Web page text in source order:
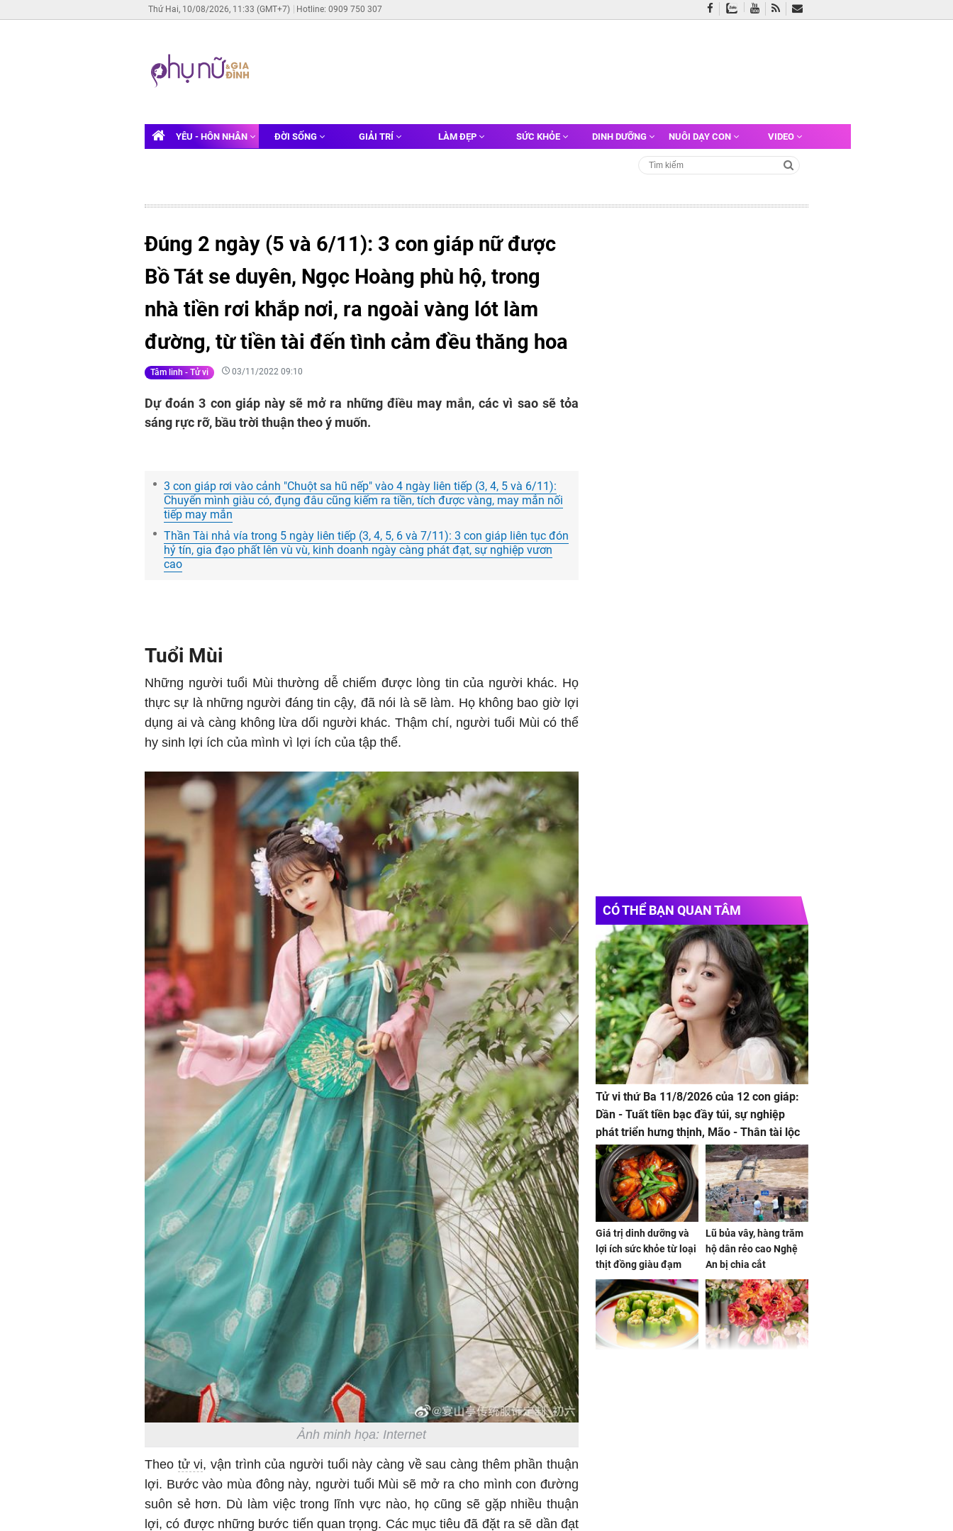
Thứ Hai, 10/08/2026, 11:33 (GMT+7) Hotline: 0909 750 307
YÊU - HÔN NHÂN ĐỜI SỐNG GIẢI TRÍ LÀM ĐẸP SỨC KHỎE DINH DƯỠNG NUÔI DẠY CON VIDEO
Đúng 2 ngày (5 và 6/11): 3 con giáp nữ được
Bồ Tát se duyên, Ngọc Hoàng phù hộ, trong
nhà tiền rơi khắp nơi, ra ngoài vàng lót làm
đường, từ tiền tài đến tình cảm đều thăng hoa
Tâm linh - Tử vi 03/11/2022 09:10
Dự đoán 3 con giáp này sẽ mở ra những điều may mắn, các vì sao sẽ tỏa
sáng rực rỡ, bầu trời thuận theo ý muốn.
3 con giáp rơi vào cảnh "Chuột sa hũ nếp" vào 4 ngày liên tiếp (3, 4, 5 và 6/11):
Chuyển mình giàu có, đụng đâu cũng kiếm ra tiền, tích được vàng, may mắn nối
tiếp may mắn
Thần Tài nhả vía trong 5 ngày liên tiếp (3, 4, 5, 6 và 7/11): 3 con giáp liên tục đón
hỷ tín, gia đạo phất lên vù vù, kinh doanh ngày càng phát đạt, sự nghiệp vươn
cao
Tuổi Mùi
Những người tuổi Mùi thường dễ chiếm được lòng tin của người khác. Họ
thực sự là những người đáng tin cậy, đã nói là sẽ làm. Họ không bao giờ lợi
dụng ai và càng không lừa dối người khác. Thậm chí, người tuổi Mùi có thể
hy sinh lợi ích của mình vì lợi ích của tập thể.
Ảnh minh họa: Internet
Theo tử vi, vận trình của người tuổi này càng về sau càng thêm phần thuận
lợi. Bước vào mùa đông này, người tuổi Mùi sẽ mở ra cho mình con đường
suôn sẻ hơn. Dù làm việc trong lĩnh vực nào, họ cũng sẽ gặp nhiều thuận
lợi, có được những bước tiến quan trọng. Các mục tiêu đã đặt ra sẽ dần đạt
CÓ THỂ BẠN QUAN TÂM
Tử vi thứ Ba 11/8/2026 của 12 con giáp:
Dần - Tuất tiền bạc đầy túi, sự nghiệp
phát triển hưng thịnh, Mão - Thân tài lộc
ảm đạm, mọi sự khó thành công mỹ mãn
Giá trị dinh dưỡng và
lợi ích sức khỏe từ loại
thịt đồng giàu đạm
Lũ bủa vây, hàng trăm
hộ dân rẻo cao Nghệ
An bị chia cắt